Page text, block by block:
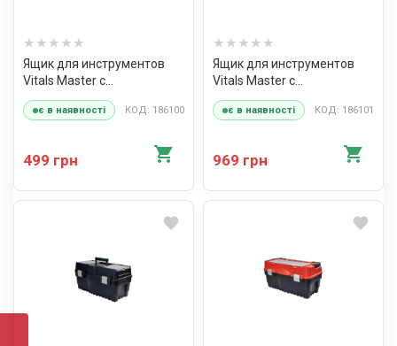
Ящик для инструментов
Vitals Master с
металлическими замками
15" TBM-374
є в наявності КОД: 186100
499 грн
Ящик для инструментов
Vitals Master с
металлическими замками
18" TBM-462
є в наявності КОД: 186101
969 грн